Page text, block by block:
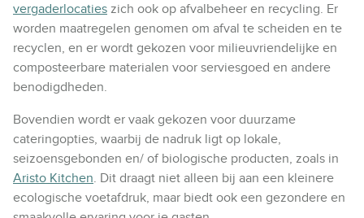
vergaderlocaties zich ook op afvalbeheer en recycling. Er
worden maatregelen genomen om afval te scheiden en te
recyclen, en er wordt gekozen voor milieuvriendelijke en
composteerbare materialen voor serviesgoed en andere
benodigdheden.
Bovendien wordt er vaak gekozen voor duurzame
cateringopties, waarbij de nadruk ligt op lokale,
seizoensgebonden en/ of biologische producten, zoals in
Aristo Kitchen . Dit draagt niet alleen bij aan een kleinere
ecologische voetafdruk, maar biedt ook een gezondere en